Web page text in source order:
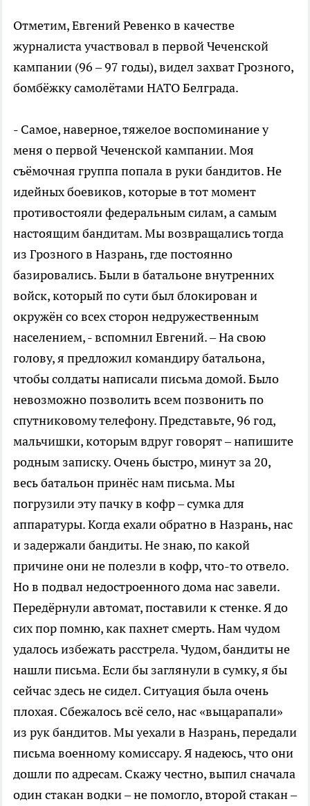
Отметим, Евгений Ревенко в качестве
журналиста участвовал в первой Чеченской
кампании (96 – 97 годы), видел захват Грозного,
бомбёжку самолётами НАТО Белграда.
- Самое, наверное, тяжелое воспоминание у
меня о первой Чеченской кампании. Моя
съёмочная группа попала в руки бандитов. Не
идейных боевиков, которые в тот момент
противостояли федеральным силам, а самым
настоящим бандитам. Мы возвращались тогда
из Грозного в Назрань, где постоянно
базировались. Были в батальоне внутренних
войск, который по сути был блокирован и
окружён со всех сторон недружественным
населением, - вспомнил Евгений. – На свою
голову, я предложил командиру батальона,
чтобы солдаты написали письма домой. Было
невозможно позволить всем позвонить по
спутниковому телефону. Представьте, 96 год,
мальчишки, которым вдруг говорят – напишите
родным записку. Очень быстро, минут за 20,
весь батальон принёс нам письма. Мы
погрузили эту пачку в кофр – сумка для
аппаратуры. Когда ехали обратно в Назрань, нас
и задержали бандиты. Не знаю, по какой
причине они не полезли в кофр, что-то отвело.
Но в подвал недостроенного дома нас завели.
Передёрнули автомат, поставили к стенке. Я до
сих пор помню, как пахнет смерть. Нам чудом
удалось избежать расстрела. Чудом, бандиты не
нашли письма. Если бы заглянули в сумку, я бы
сейчас здесь не сидел. Ситуация была очень
плохая. Сбежалось всё село, нас «выцарапали»
из рук бандитов. Мы уехали в Назрань, передали
письма военному комиссару. Я надеюсь, что они
дошли по адресам. Скажу честно, выпил сначала
один стакан водки – не помогло, второй стакан –